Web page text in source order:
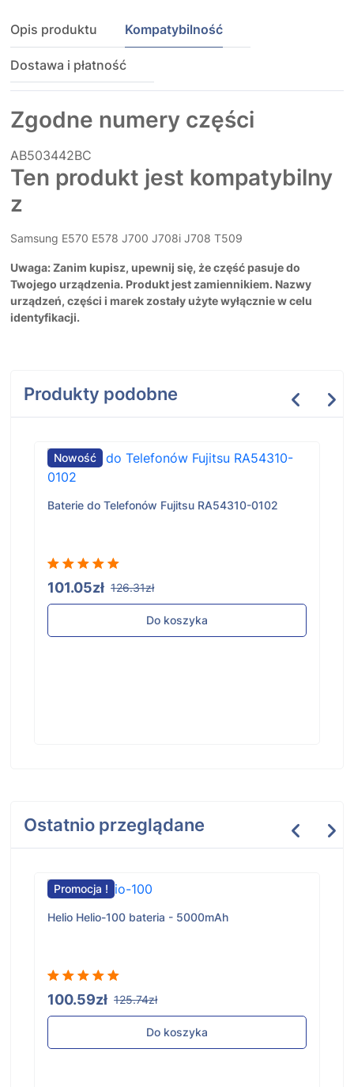
Opis produktu Kompatybilność
Dostawa i płatność
Zgodne numery części
AB503442BC
Ten produkt jest kompatybilny
z
Samsung E570 E578 J700 J708i J708 T509
Uwaga: Zanim kupisz, upewnij się, że część pasuje do
Twojego urządzenia. Produkt jest zamiennikiem. Nazwy
urządzeń, części i marek zostały użyte wyłącznie w celu
identyfikacji.
Produkty podobne
Nowość
Baterie do Telefonów Fujitsu RA54310-0102
101.05zł 126.31zł
Do koszyka
Ostatnio przeglądane
Promocja !
Helio Helio-100 bateria - 5000mAh
100.59zł 125.74zł
Do koszyka